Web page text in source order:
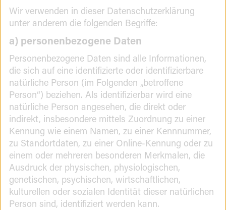
Wir verwenden in dieser Datenschutzerklärung
unter anderem die folgenden Begriffe:
a) personenbezogene Daten
Personenbezogene Daten sind alle Informationen,
die sich auf eine identifizierte oder identifizierbare
natürliche Person (im Folgenden „betroffene
Person“) beziehen. Als identifizierbar wird eine
natürliche Person angesehen, die direkt oder
indirekt, insbesondere mittels Zuordnung zu einer
Kennung wie einem Namen, zu einer Kennnummer,
zu Standortdaten, zu einer Online-Kennung oder zu
einem oder mehreren besonderen Merkmalen, die
Ausdruck der physischen, physiologischen,
genetischen, psychischen, wirtschaftlichen,
kulturellen oder sozialen Identität dieser natürlichen
Person sind, identifiziert werden kann.